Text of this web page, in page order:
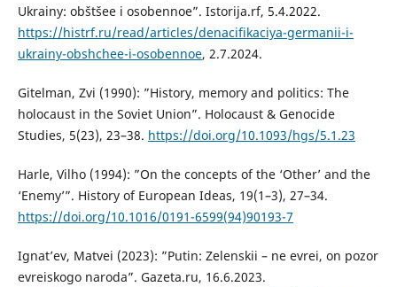
Ukrainy: obštšee i osobennoe”. Istorija.rf, 5.4.2022.
https://histrf.ru/read/articles/denacifikaciya-germanii-i-
ukrainy-obshchee-i-osobennoe, 2.7.2024.
Gitelman, Zvi (1990): ”History, memory and politics: The
holocaust in the Soviet Union”. Holocaust & Genocide
Studies, 5(23), 23–38. https://doi.org/10.1093/hgs/5.1.23
Harle, Vilho (1994): ”On the concepts of the ‘Other’ and the
‘Enemy’”. History of European Ideas, 19(1–3), 27–34.
https://doi.org/10.1016/0191-6599(94)90193-7
Ignat’ev, Matvei (2023): ”Putin: Zelenskii – ne evrei, on pozor
evreiskogo naroda”. Gazeta.ru, 16.6.2023.